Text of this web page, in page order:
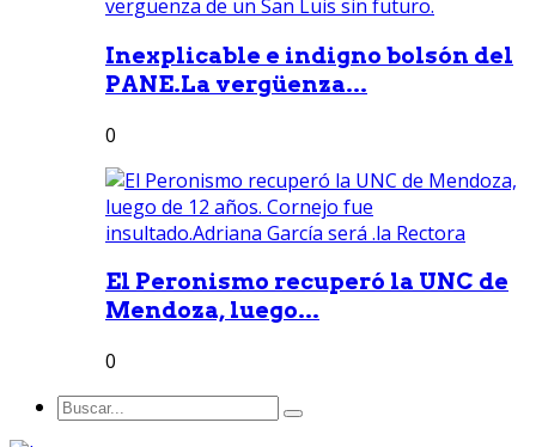
Inexplicable e indigno bolsón del
PANE.La vergüenza...
0
El Peronismo recuperó la UNC de
Mendoza, luego...
0